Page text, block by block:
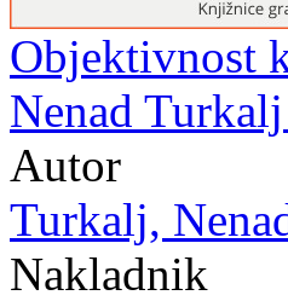
Objektivnost
Nenad
Autor
Turkalj,
Nakladnik